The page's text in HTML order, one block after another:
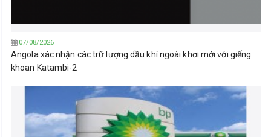
07/08/2026
Angola xác nhận các trữ lượng dầu khí ngoài khơi mới với giếng
khoan Katambi-2